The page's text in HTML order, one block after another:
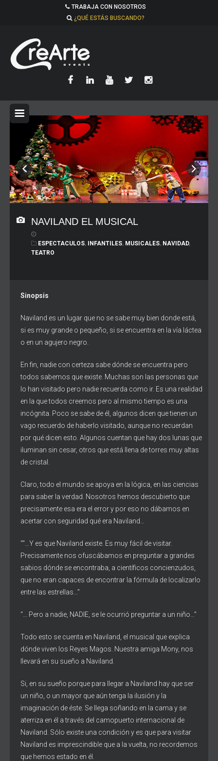
TRABAJA CON NOSOTROS
¿QUÉ ESTÁS BUSCANDO?
NAVILAND EL MUSICAL
ESPECTACULOS, INFANTILES, MUSICALES, NAVIDAD,
TEATRO
Sinopsis
Naviland es un lugar que no se sabe muy bien donde está,
si es muy grande o pequeño, si se encuentra en la vía láctea
o en un agujero negro.
En fin, nadie con certeza sabe dónde se encuentra pero
todos sabemos que existe. Muchas son las personas que
lo han visitado pero nadie recuerda como ir. Es una realidad
en la que todos creemos pero al mismo tiempo es una
incógnita. Poco se sabe de él, algunos dicen que tienen un
vago recuerdo de haberlo visitado, aunque no recuerdan
por qué dicen esto. Algunos cuentan que hay dos lunas que
iluminan sin cesar, otros que está llena de torres muy altas
de cristal.
Claro, todo el mundo se apoya en la lógica, en las ciencias
para saber la verdad. Nosotros hemos descubierto que
precisamente esa era el error y por eso no dábamos en
acertar con seguridad qué era Naviland…
““…Y es que Naviland existe. Es muy fácil de visitar.
Precisamente nos ofuscábamos en preguntar a grandes
sabios dónde se encontraba, a científicos concienzudos,
que no eran capaces de encontrar la fórmula de localizarlo
entre las estrellas…”
“… Pero a nadie, NADIE, se le ocurrió preguntar a un niño…”
Todo esto se cuenta en Naviland, el musical que explica
dónde viven los Reyes Magos. Nuestra amiga Mony, nos
llevará en su sueño a Naviland.
Si, en su sueño porque para llegar a Naviland hay que ser
un niño, o un mayor que aún tenga la ilusión y la
imaginación de éste. Se llega soñando en la cama y se
aterriza en él a través del camopuerto internacional de
Naviland. Sólo existe una condición y es que para visitar
Naviland es imprescindible que a la vuelta, no recordemos
que hemos estado en él.